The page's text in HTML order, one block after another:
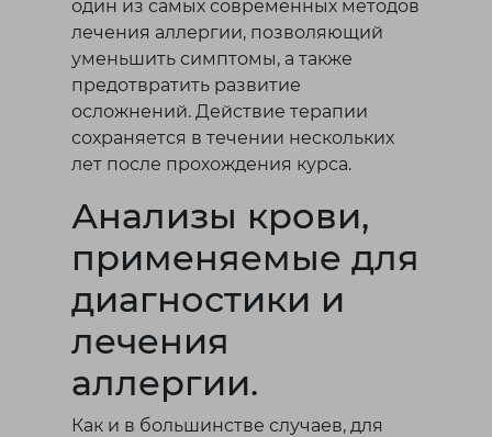
один из самых современных методов
лечения аллергии, позволяющий
уменьшить симптомы, а также
предотвратить развитие
осложнений. Действие терапии
сохраняется в течении нескольких
лет после прохождения курса.
Анализы крови,
применяемые для
диагностики и
лечения
аллергии.
Как и в большинстве случаев, для